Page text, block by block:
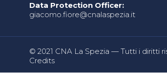
Data Protection Officer:
giacomo.fiore@cnalaspezia.it
© 2021 CNA La Spezia — Tutti i diritti
Credits